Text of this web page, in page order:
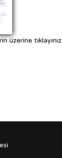
üzerine tıklayınız